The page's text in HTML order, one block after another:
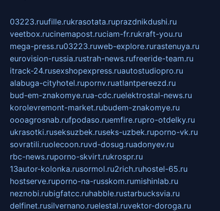
03223.ruufille.rukrasotata.ruprazdnikdushi.ru
veetbox.rucinemapost.ruciam-fr.rukraft-you.ru
mega-press.ru03223.ruweb-explore.rurastenuya.ru
eurovision-russia.rustrah-news.rufreeride-team.ru
itrack-24.rusexshopexpress.ruautostudiopro.ru
alabuga-cityhotel.rupornv.ruatlantpereezd.ru
bud-em-znakomye.rua-cdc.ruelektrostal-news.ru
korolevremont-market.rubudem-znakomye.ru
oooagrosnab.rufpodaso.ruemfire.rupro-otdelky.ru
ukrasotki.ruseksuzbek.ruseks-uzbek.ruporno-vk.ru
sovratili.ruolecoon.ruvd-dosug.ruadonyev.ru
rbc-news.ruporno-skvirt.rukrospr.ru
13autor-kolonka.rusormol.ru2rich.ruhostel-65.ru
hostserve.ruporno-na-russkom.rumishinlab.ru
neznobi.rubigfatcc.ruhabble.rustarbucksvia.ru
delfinet.rusilvernano.ruelestal.ruvektor-doroga.ru